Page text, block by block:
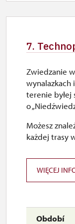
7.
Zwiedzanie
wynalazkach
terenie byłej
o
Możesz
każdej trasy
WIĘCEJ